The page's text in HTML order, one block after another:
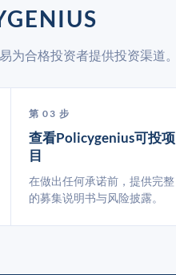
为合格投资者提供投资渠道。
第 03 步
查看Policygenius可投项
目
在做出任何承诺前，提供完整
的募集说明书与风险披露。